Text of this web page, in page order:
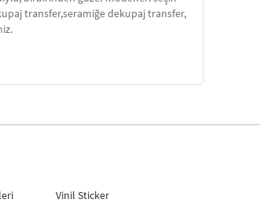
transfer,seramiğe dekupaj transfer,
Vinil Sticker